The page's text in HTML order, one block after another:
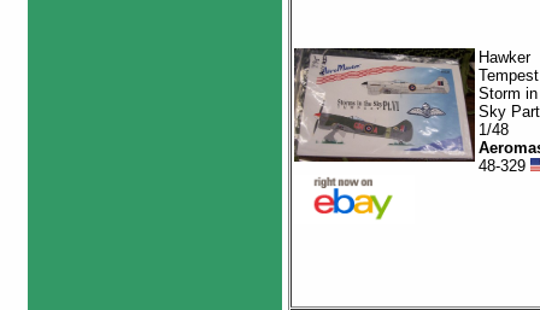
Hawker
Tempest
Storm
Sky
1/48
48-329